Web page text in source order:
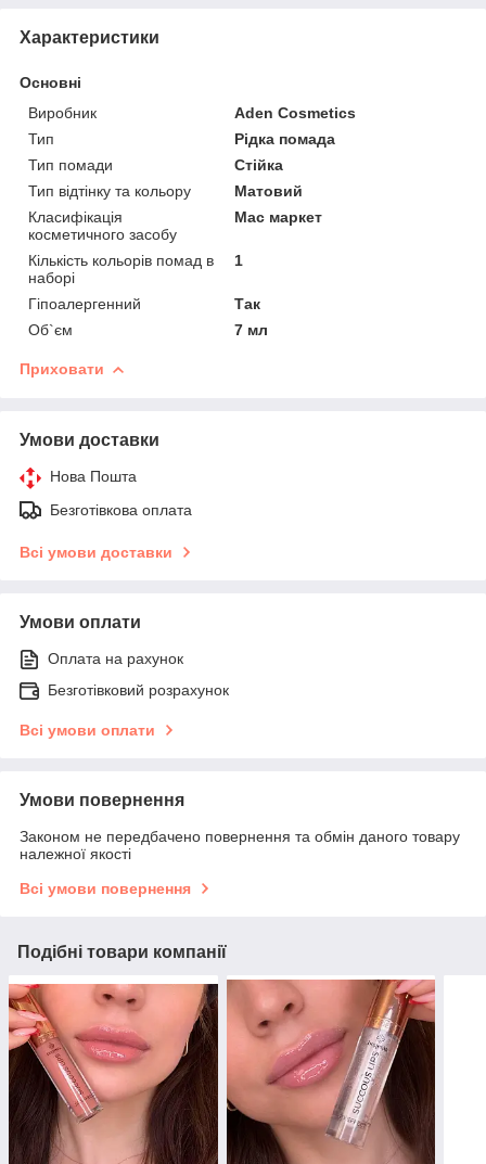
Характеристики
Основні
Виробник
Aden Cosmetics
Тип
Рідка помада
Тип помади
Стійка
Тип відтінку та кольору
Матовий
Класифікація
косметичного засобу
Мас маркет
Кількість кольорів помад в
наборі
1
Гіпоалергенний
Так
Об`єм
7 мл
Приховати
Умови доставки
Нова Пошта
Безготівкова оплата
Всі умови доставки
Умови оплати
Оплата на рахунок
Безготівковий розрахунок
Всі умови оплати
Умови повернення
Законом не передбачено повернення та обмін даного товару
належної якості
Всі умови повернення
Подібні товари компанії